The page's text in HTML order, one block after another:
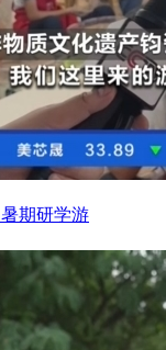
期研学游